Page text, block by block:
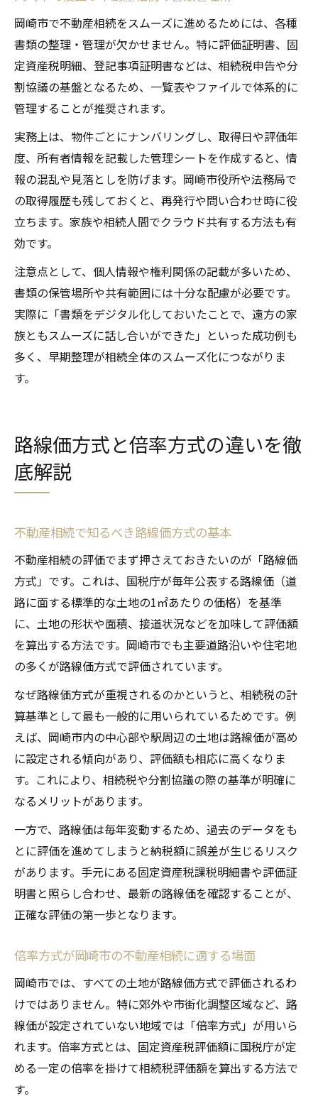
岡崎市で不動産相続をスムーズに進めるためには、各種
書類の整理・管理が欠かせません。特に評価証明書、固
定資産税明細、登記事項証明書などは、相続税申告や分
割協議の基盤となるため、一覧表やファイルで体系的に
管理することが推奨されます。
実務上は、物件ごとにナンバリングし、取得日や評価年
度、所有者情報を記載した管理シートを作成すると、情
報の混乱や見落としを防げます。岡崎市役所や法務局で
の取得履歴も残しておくと、再発行や問い合わせ時に役
立ちます。家族や相続人間でクラウド共有する方法も有
効です。
注意点として、個人情報や権利関係の記載が多いため、
書類の保管場所や共有範囲には十分な配慮が必要です。
実際に「書類をデジタル化しておいたことで、遠方の家
族ともスムーズに話し合いができた」といった成功例も
多く、早期整理が相続全体のスムーズ化につながりま
す。
路線価方式と倍率方式の違いを徹
底解説
不動産相続で知るべき路線価方式の基本
不動産相続の評価でまず押さえておきたいのが「路線価
方式」です。これは、国税庁が毎年公表する路線価（道
路に面する標準的な土地の1㎡あたりの価格）を基準
に、土地の形状や面積、接道状況などを加味して評価額
を算出する方法です。岡崎市でも主要道路沿いや住宅地
の多くが路線価方式で評価されています。
なぜ路線価方式が重視されるのかというと、相続税の計
算基準として最も一般的に用いられているためです。例
えば、岡崎市内の中心部や駅周辺の土地は路線価が高め
に設定される傾向があり、評価額も相応に高くなりま
す。これにより、相続税や分割協議の際の基準が明確に
なるメリットがあります。
一方で、路線価は毎年変動するため、過去のデータをも
とに評価を進めてしまうと納税額に誤差が生じるリスク
があります。手元にある固定資産税課税明細書や評価証
明書と照らし合わせ、最新の路線価を確認することが、
正確な評価の第一歩となります。
倍率方式が岡崎市の不動産相続に適する場面
岡崎市では、すべての土地が路線価方式で評価されるわ
けではありません。特に郊外や市街化調整区域など、路
線価が設定されていない地域では「倍率方式」が用いら
れます。倍率方式とは、固定資産税評価額に国税庁が定
める一定の倍率を掛けて相続税評価額を算出する方法で
す。